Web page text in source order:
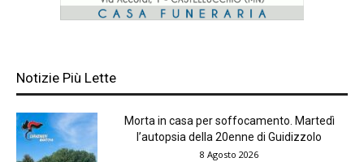
Notizie Più Lette
Morta in casa per soffocamento. Martedì
l’autopsia della 20enne di Guidizzolo
8 Agosto 2026